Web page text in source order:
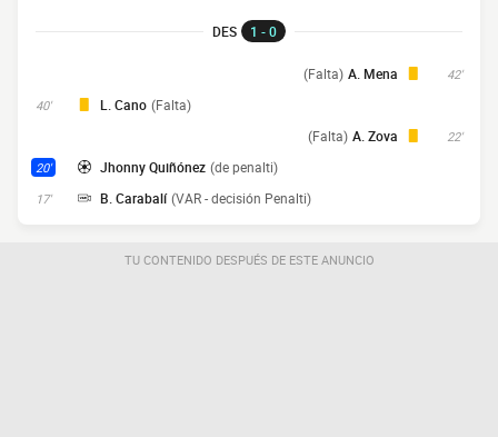
DES 1 - 0
42'
A. Mena
(Falta)
40' L. Cano (Falta)
22'
A. Zova
(Falta)
20' Jhonny Quiñónez (de penalti)
17' B. Carabalí (VAR - decisión Penalti)
TU CONTENIDO DESPUÉS DE ESTE ANUNCIO